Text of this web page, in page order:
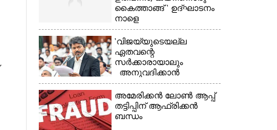
കൈത്താങ്ങ് ' ഉദ്ഘാടനം
നാളെ
'വിജയ്‌യുടെയല്ല
ഏതവന്റെ
സർക്കാരായാലും
അനുവദിക്കാൻ
കഴിയില്ല;
മുല്ലപ്പെരിയാറിന്റെ
വെള്ളം കൂട്ടുന്നത്
മനസിൽ വച്ചാൽമതി'
അമേരിക്കൻ ലോൺ ആപ്പ്
തട്ടിപ്പിന് ആഫ്രിക്കൻ
ബന്ധം
×